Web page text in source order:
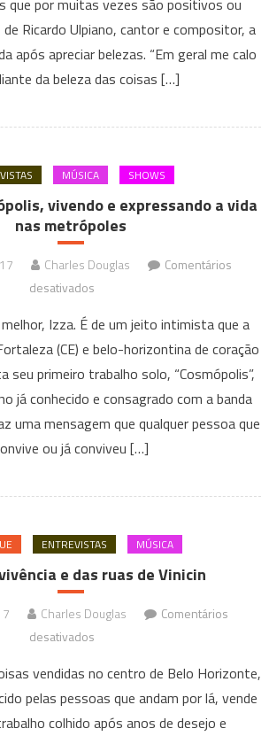
o
seu
“Por
Que
que por muitas vezes são positivos ou
Ricardo Ulpiano, cantor e compositor, a
após apreciar belezas. “Em geral me calo
da beleza das coisas […]
MÚSICA SHOWS
vivendo e expressando a vida
nas metrópoles
Charles Douglas
Comentários
desativados
e
seu
Cosmópolis,
vivendo
e
expressando
Izza. É de um jeito intimista que a
(CE) e belo-horizontina de coração
seu primeiro trabalho solo, “Cosmópolis”,
já conhecido e consagrado com a banda
uma mensagem que qualquer pessoa que
ou já conviveu […]
ENTREVISTAS MÚSICA
e das ruas de Vinicin
Charles Douglas
Comentários
desativados
rap
da
vivência
vendidas no centro de Belo Horizonte,
pelas pessoas que andam por lá, vende
colhido após anos de desejo e